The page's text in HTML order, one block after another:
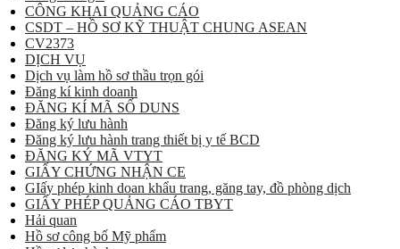
CÔNG KHAI QUẢNG CÁO
CSDT – HỒ SƠ KỸ THUẬT CHUNG ASEAN
CV2373
DỊCH VỤ
Dịch vụ làm hồ sơ thầu trọn gói
Đăng kí kinh doanh
ĐĂNG KÍ MÃ SỐ DUNS
Đăng ký lưu hành
Đăng ký lưu hành trang thiết bị y tế BCD
ĐĂNG KÝ MÃ VTYT
GIẤY CHỨNG NHẬN CE
GIấy phép kinh doan khẩu trang, găng tay, đồ phòng dịch
GIẤY PHÉP QUẢNG CÁO TBYT
Hải quan
Hồ sơ công bố Mỹ phẩm